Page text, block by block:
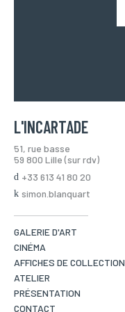
L'INCARTADE
51, rue basse
59 800 Lille (sur rdv)
+33 613 41 80 20
simon.blanquart
GALERIE D'ART
CINÉMA
AFFICHES DE COLLECTION
ATELIER
PRÉSENTATION
CONTACT